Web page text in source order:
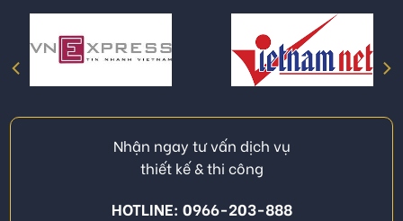
Nhận ngay tư vấn dịch vụ
thiết kế & thi công
HOTLINE: 0966-203-888